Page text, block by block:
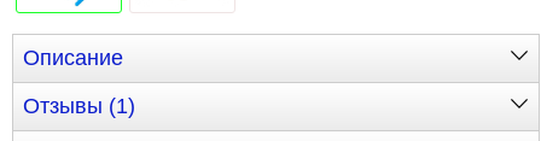
Описание
Отзывы (1)